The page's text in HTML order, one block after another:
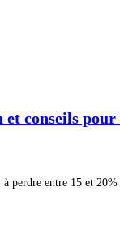
conseils
perdre entre 15 et